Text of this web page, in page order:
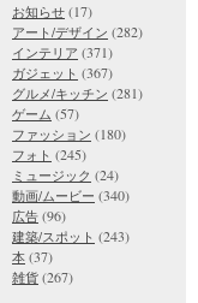
お知らせ (17)
アート/デザイン (282)
インテリア (371)
ガジェット (367)
グルメ/キッチン (281)
ゲーム (57)
ファッション (180)
フォト (245)
ミュージック (24)
動画/ムービー (340)
広告 (96)
建築/スポット (243)
本 (37)
雑貨 (267)